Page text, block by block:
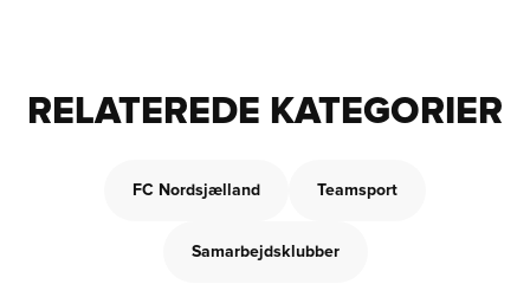
RELATEREDE KATEGORIER
FC Nordsjælland Teamsport
Samarbejdsklubber